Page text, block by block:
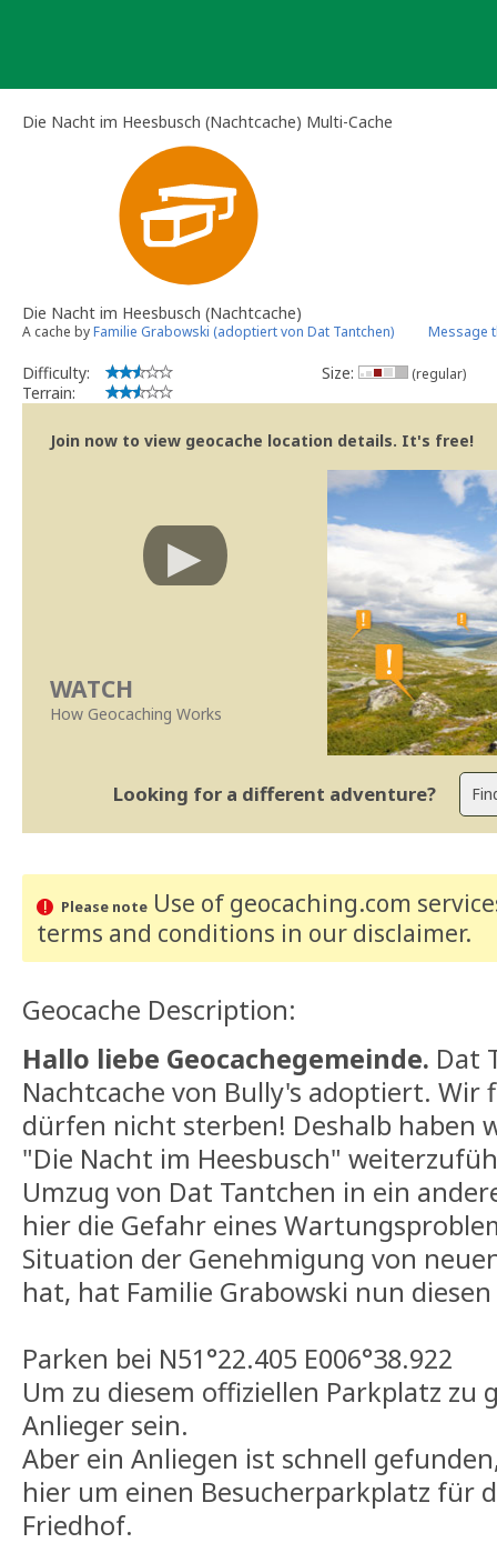
Die Nacht im Heesbusch (Nachtcache) Multi-Cache
Die Nacht im Heesbusch (Nachtcache)
A cache byFamilie Grabowski (adoptiert von Dat Tantchen) Message
Difficulty:
Terrain:
Size: (regular)
Join now to view geocache location details. It's free!
WATCH
How Geocaching Works
Looking for a different adventure?
Please noteUse of geocaching.com
terms and conditions in our disclaimer.
Geocache Description:
Hallo liebe Geocachegemeinde. Dat
Nachtcache von Bully's adoptiert. Wir
dürfen nicht sterben! Deshalb haben
"Die Nacht im Heesbusch"
Umzug von Dat Tantchen in ein
hier die Gefahr eines
Situation der Genehmigung von
hat, hat Familie Grabowski nun
Parken bei N51°22.405 E006°38.922
Um zu diesem offiziellen Parkplatz zu
Anlieger sein.
Aber ein Anliegen ist schnell
hier um einen Besucherparkplatz für
Friedhof.